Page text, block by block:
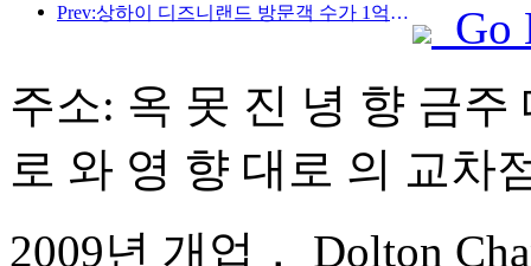
Prev:상하이 디즈니랜드 방문객 수가 1억 명을 돌파하면서, 4번째 테마호텔이 확장됩니다.
Go
주소: 옥 못 진 녕 향 금
로 와 영 향 대로 의 교차
2009년 개업， Dolton